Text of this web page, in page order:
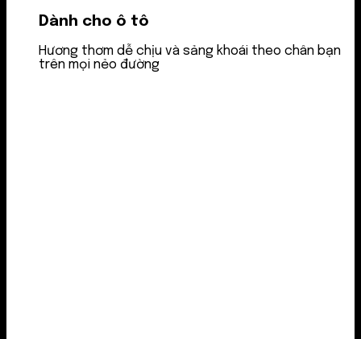
Dành cho ô tô
Hương thơm dễ chịu và sảng khoái theo chân bạn
trên mọi nẻo đường